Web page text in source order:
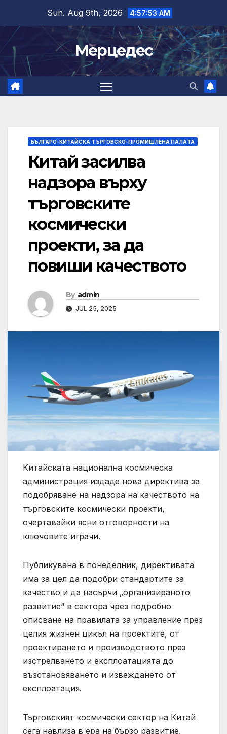
content
Sun. Aug 9th, 2026 4:57:54 AM
Мерцедес
БЪЛГАРО-КИТАЙСКА ТЪРГОВСКО-ПРОМИШЛЕНА ПАЛAТА
Китай засилва
надзора върху
търговските
космически
проекти, за да
повиши качеството
By admin
JUL 25, 2025
Китайската национална космическа
администрация издаде нова директива за
подобряване на надзора на качеството на
търговските космически проекти,
очертавайки ясни отговорности на
ключовите играчи.
Публикувана в понеделник, директивата
има за цел да подобри стандартите за
качество и да насърчи „организираното
развитие“ в сектора чрез подробно
описване на правилата за управление през
целия жизнен цикъл на проектите, от
проектирането и производството през
изстрелването и експлоатацията до
възстановяването и извеждането от
експлоатация.
Търговският космически сектор на Китай
сега навлиза в ера на бързо развитие,